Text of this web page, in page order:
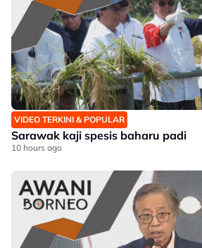
VIDEO TERKINI & POPULAR
Sarawak kaji spesis baharu padi
10 hours ago